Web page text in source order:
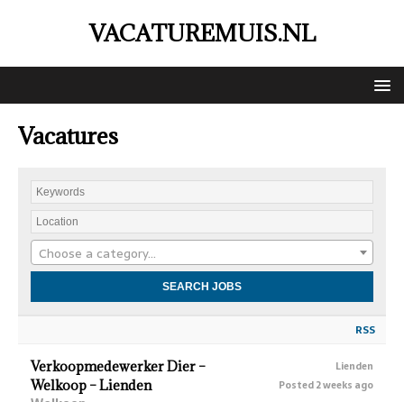
VACATUREMUIS.NL
Vacatures
Choose a category…
RSS
Verkoopmedewerker Dier –
Welkoop – Lienden
Lienden
Posted 2 weeks ago